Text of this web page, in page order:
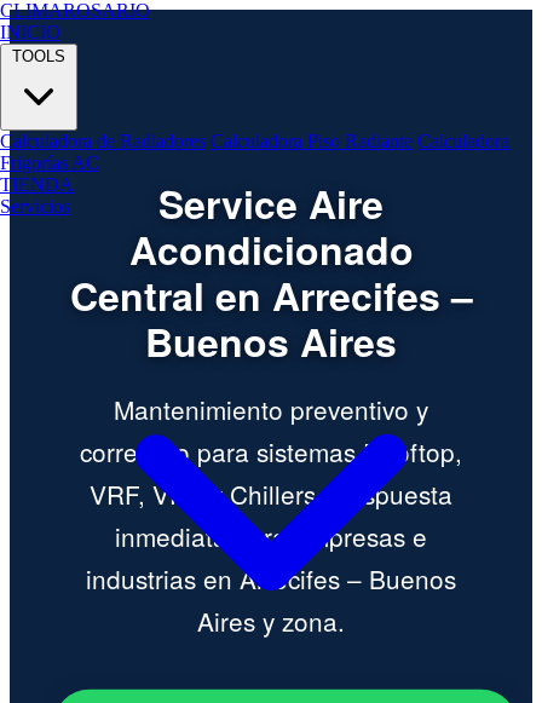
CLIMAROSARIO
INICIO
TOOLS
Calculadora de Radiadores Calculadora Piso Radiante Calculadora
Frigorías AC
TIENDA
Servicios
Service Aire
Acondicionado
Central en Arrecifes –
Buenos Aires
Mantenimiento preventivo y
correctivo para sistemas Rooftop,
VRF, VRV y Chillers. Respuesta
inmediata para empresas e
industrias en Arrecifes – Buenos
Aires y zona.